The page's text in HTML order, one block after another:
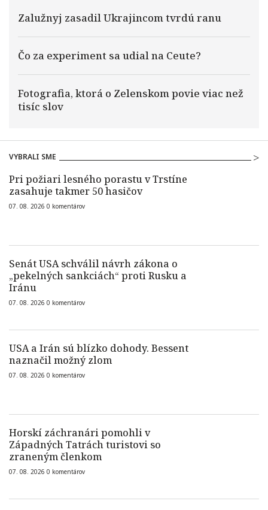
Zalužnyj zasadil Ukrajincom tvrdú ranu
Čo za experiment sa udial na Ceute?
Fotografia, ktorá o Zelenskom povie viac než
tisíc slov
VYBRALI SME
Pri požiari lesného porastu v Trstíne
zasahuje takmer 50 hasičov
07. 08. 2026 0 komentárov
Senát USA schválil návrh zákona o
„pekelných sankciách“ proti Rusku a
Iránu
07. 08. 2026 0 komentárov
USA a Irán sú blízko dohody. Bessent
naznačil možný zlom
07. 08. 2026 0 komentárov
Horskí záchranári pomohli v
Západných Tatrách turistovi so
zraneným členkom
07. 08. 2026 0 komentárov